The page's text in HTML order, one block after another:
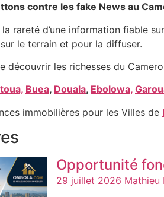
contre les fake News au
rareté d’une information fiable
le terrain et pour la diffuser.
découvrir les richesses du
Buea, Douala, Ebolowa,
immobilières pour les Villes de
Opportunité
29 juillet 2026 Mathieu